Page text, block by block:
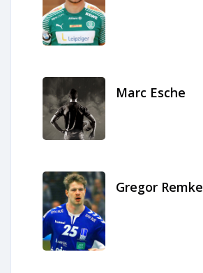
Marc Esche
Gregor Remke